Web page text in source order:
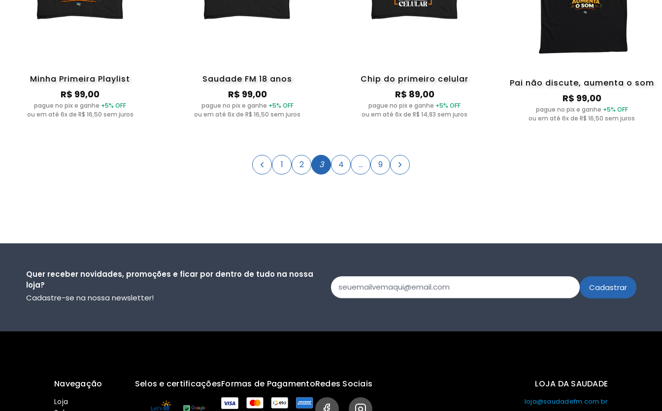
Minha Primeira Playlist
R$ 99,00
pague no pix e ganhe +5% OFF
ou em até 6x de R$ 16,50 sem juros
Saudade FM 18 anos
R$ 99,00
pague no pix e ganhe +5% OFF
ou em até 6x de R$ 16,50 sem juros
Chip do primeiro celular
R$ 89,00
pague no pix e ganhe +5% OFF
ou em até 6x de R$ 14,83 sem juros
Pai não discute, aumenta o som
R$ 99,00
pague no pix e ganhe +5% OFF
ou em até 6x de R$ 16,50 sem juros
1 2 3 4 … 9
Quer receber novidades, promoções e ficar por dentro de tudo na nossa
loja?
Cadastre-se na nossa newsletter!
Navegação
Loja
Selos e certificaçõesFormas de PagamentoRedes Sociais LOJA DA SAUDADE
loja@saudadefm.com.br